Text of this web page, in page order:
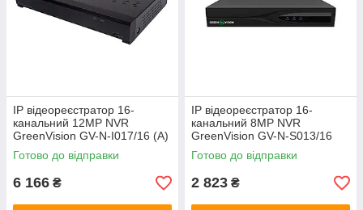
IP відеореєстратор 16-
канальний 12MP NVR
GreenVision GV-N-I017/16 (A)
Готово до відправки
6 166 ₴
IP відеореєстратор 16-
канальний 8MP NVR
GreenVision GV-N-S013/16
(Lite)
Готово до відправки
2 823 ₴